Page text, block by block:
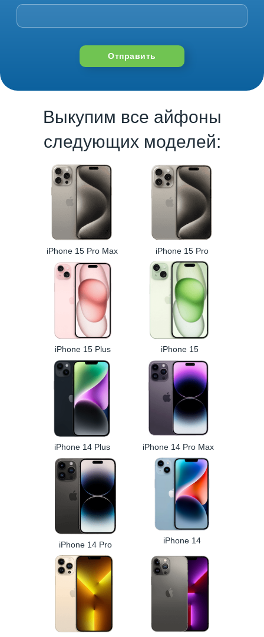
Отправить
Выкупим все айфоны
следующих моделей:
iPhone 15 Pro Max iPhone 15 Pro
iPhone 15 Plus iPhone 15
iPhone 14 Plus iPhone 14 Pro Max
iPhone 14 Pro iPhone 14